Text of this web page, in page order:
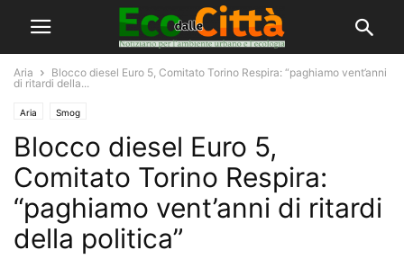
Aria
Blocco diesel Euro 5, Comitato Torino Respira: “paghiamo vent’anni
di ritardi della...
Aria Smog
Blocco diesel Euro 5,
Comitato Torino Respira:
“paghiamo vent’anni di ritardi
della politica”